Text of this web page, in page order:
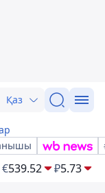
Қаз
€539.52 ₽5.73